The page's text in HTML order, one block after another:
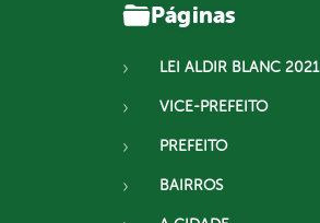
Páginas
LEI ALDIR BLANC 2021
VICE-PREFEITO
PREFEITO
BAIRROS